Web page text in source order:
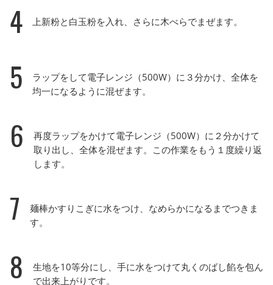
4 上新粉と白玉粉を入れ、さらに木べらでまぜます。
5
ラップをして電子レンジ（500W）に３分かけ、全体を
均一になるように混ぜます。
6
再度ラップをかけて電子レンジ（500W）に２分かけて
取り出し、全体を混ぜます。この作業をもう１度繰り返
します。
7
麺棒かすりこぎに水をつけ、なめらかになるまでつきま
す。
8
生地を10等分にし、手に水をつけて丸くのばし餡を包ん
で出来上がりです。